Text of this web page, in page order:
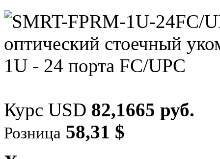
Курс USD 82,1665 руб.
Розница 58,31 $